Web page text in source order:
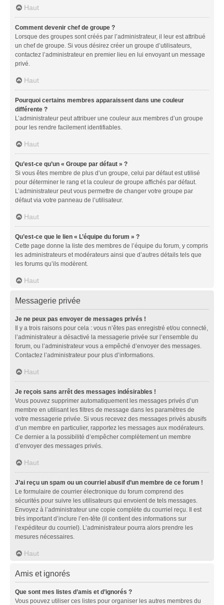
Haut
Comment devenir chef de groupe ?
Lorsque des groupes sont créés par l’administrateur, il leur est attribué
un chef de groupe. Si vous désirez créer un groupe d’utilisateurs,
contactez l’administrateur en premier lieu en lui envoyant un message
privé.
Haut
Pourquoi certains membres apparaissent dans une couleur
différente ?
L’administrateur peut attribuer une couleur aux membres d’un groupe
pour les rendre facilement identifiables.
Haut
Qu’est-ce qu’un « Groupe par défaut » ?
Si vous êtes membre de plus d’un groupe, celui par défaut est utilisé
pour déterminer le rang et la couleur de groupe affichés par défaut.
L’administrateur peut vous permettre de changer votre groupe par
défaut via votre panneau de l’utilisateur.
Haut
Qu’est-ce que le lien « L’équipe du forum » ?
Cette page donne la liste des membres de l’équipe du forum, y compris
les administrateurs et modérateurs ainsi que d’autres détails tels que
les forums qu’ils modèrent.
Haut
Messagerie privée
Je ne peux pas envoyer de messages privés !
Il y a trois raisons pour cela : vous n’êtes pas enregistré et/ou connecté,
l’administrateur a désactivé la messagerie privée sur l’ensemble du
forum, ou l’administrateur vous a empêché d’envoyer des messages.
Contactez l’administrateur pour plus d’informations.
Haut
Je reçois sans arrêt des messages indésirables !
Vous pouvez supprimer automatiquement les messages privés d’un
membre en utilisant les filtres de message dans les paramètres de
votre messagerie privée. Si vous recevez des messages privés abusifs
d’un membre en particulier, rapportez les messages aux modérateurs.
Ce dernier a la possibilité d’empêcher complètement un membre
d’envoyer des messages privés.
Haut
J’ai reçu un spam ou un courriel abusif d’un membre de ce forum !
Le formulaire de courrier électronique du forum comprend des
sécurités pour suivre les utilisateurs qui envoient de tels messages.
Envoyez à l’administrateur une copie complète du courriel reçu. Il est
très important d’inclure l’en-tête (il contient des informations sur
l’expéditeur du courriel). L’administrateur pourra alors prendre les
mesures nécessaires.
Haut
Amis et ignorés
Que sont mes listes d’amis et d’ignorés ?
Vous pouvez utiliser ces listes pour organiser les autres membres du